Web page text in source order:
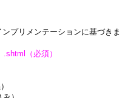
リメンテーションに基づきま
.shtml（必須）